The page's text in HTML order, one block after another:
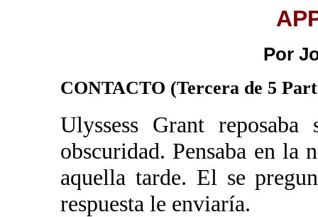
Por
CONTACTO (Tercera de 5
Ulyssess Grant
obscuridad. Pensaba en la
aquella tarde. El se
respuesta le enviaría.